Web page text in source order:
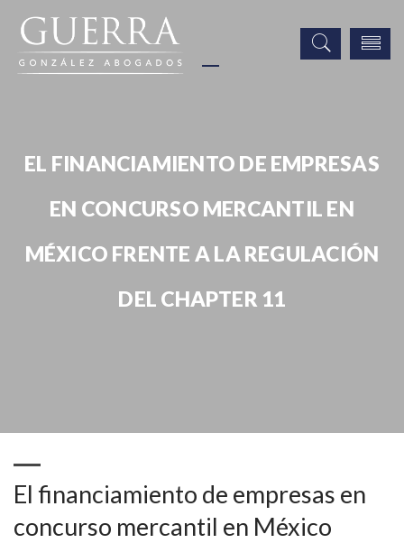
EL FINANCIAMIENTO DE EMPRESAS
EN CONCURSO MERCANTIL EN
MÉXICO FRENTE A LA REGULACIÓN
DEL CHAPTER 11
El financiamiento de empresas en
concurso mercantil en México